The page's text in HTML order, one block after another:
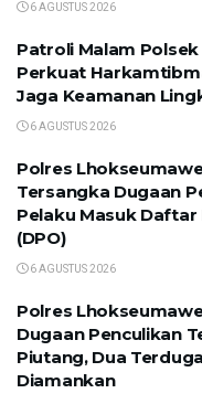
6 AGUSTUS 2026
Patroli Malam Polsek
Perkuat
Jaga Keamanan
6 AGUSTUS 2026
Polres
Tersangka Dugaan
Pelaku Masuk Daftar
(DPO)
6 AGUSTUS 2026
Polres
Dugaan Penculikan
Piutang, Dua
Diamankan